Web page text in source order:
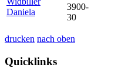
Daniela
3900-
30
drucken nach oben
Quicklinks